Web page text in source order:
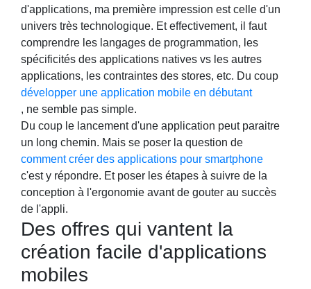
d'applications, ma première impression est celle d'un
univers très technologique. Et effectivement, il faut
comprendre les langages de programmation, les
spécificités des applications natives vs les autres
applications, les contraintes des stores, etc. Du coup
développer une application mobile en débutant
, ne semble pas simple.
Du coup le lancement d'une application peut paraitre
un long chemin. Mais se poser la question de
comment créer des applications pour smartphone
c'est y répondre. Et poser les étapes à suivre de la
conception à l'ergonomie avant de gouter au succès
de l'appli.
Des offres qui vantent la
création facile d'applications
mobiles